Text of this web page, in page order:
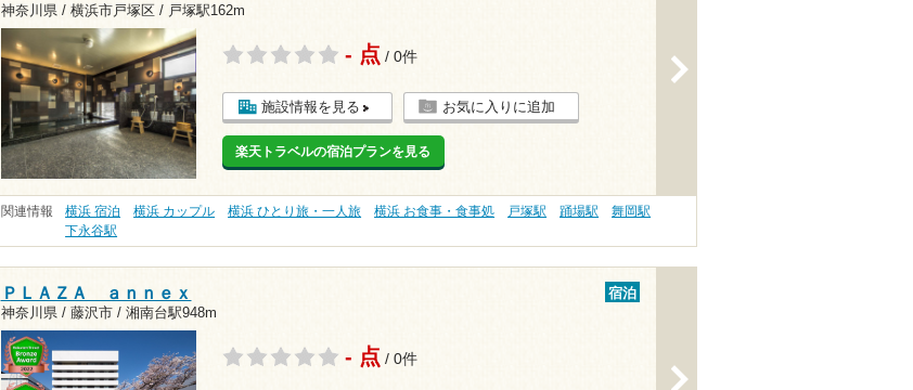
神奈川県 / 横浜市戸塚区 / 戸塚駅162m
- 点 / 0件
施設情報を見る お気に入りに追加
楽天トラベルの宿泊プランを見る
関連情報 横浜 宿泊 横浜 カップル 横浜 ひとり旅・一人旅 横浜 お食事・食事処 戸塚駅 踊場駅
舞岡駅
下永谷駅
ＰＬＡＺＡ ａｎｎｅｘ
神奈川県 / 藤沢市 / 湘南台駅948m
宿泊
- 点 / 0件